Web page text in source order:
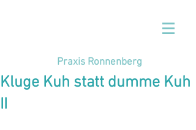
Praxis Ronnenberg
Kluge Kuh statt dumme Kuh
II